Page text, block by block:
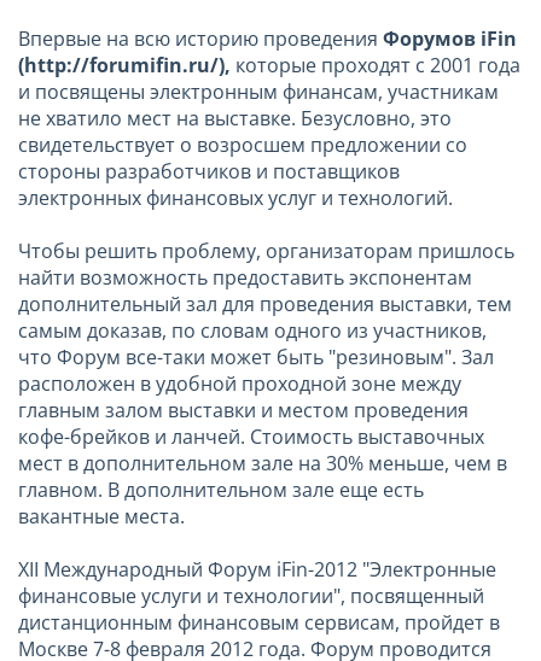
Впервые на всю историю проведения Форумов iFin
(http://forumifin.ru/), которые проходят с 2001 года
и посвящены электронным финансам, участникам
не хватило мест на выставке. Безусловно, это
свидетельствует о возросшем предложении со
стороны разработчиков и поставщиков
электронных финансовых услуг и технологий.
Чтобы решить проблему, организаторам пришлось
найти возможность предоставить экспонентам
дополнительный зал для проведения выставки, тем
самым доказав, по словам одного из участников,
что Форум все-таки может быть "резиновым". Зал
расположен в удобной проходной зоне между
главным залом выставки и местом проведения
кофе-брейков и ланчей. Стоимость выставочных
мест в дополнительном зале на 30% меньше, чем в
главном. В дополнительном зале еще есть
вакантные места.
XII Международный Форум iFin-2012 "Электронные
финансовые услуги и технологии", посвященный
дистанционным финансовым сервисам, пройдет в
Москве 7-8 февраля 2012 года. Форум проводится